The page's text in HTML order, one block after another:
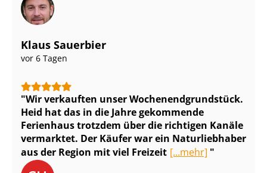
Klaus Sauerbier
vor 6 Tagen
Wir verkauften unser Wo­chen­end­grund­stück.
Heid hat das in die Jahre gekommende
Ferienhaus trotzdem über die richtigen Kanäle
vermarktet. Der Käufer war ein Naturliebhaber
aus der Region mit viel Freizeit [...mehr]